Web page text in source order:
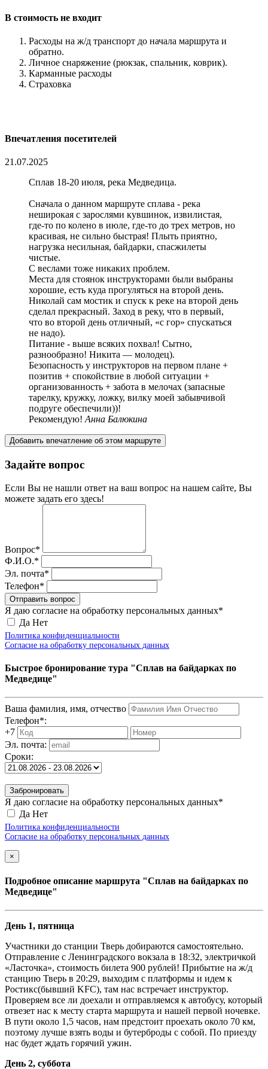
В стоимость не входит
Расходы на ж/д транспорт до начала маршрута и
обратно.
Личное снаряжение (рюкзак, спальник, коврик).
Карманные расходы
Страховка
Впечатления посетителей
21.07.2025
Сплав 18-20 июля, река Медведица.
Сначала о данном маршруте сплава - река
неширокая с зарослями кувшинок, извилистая,
где-то по колено в июле, где-то до трех метров, но
красивая, не сильно быстрая! Плыть приятно,
нагрузка несильная, байдарки, спасжилеты
чистые.
С веслами тоже никаких проблем.
Места для стоянок инструкторами были выбраны
хорошие, есть куда прогуляться на второй день.
Николай сам мостик и спуск к реке на второй день
сделал прекрасный. Заход в реку, что в первый,
что во второй день отличный, «с гор» спускаться
не надо).
Питание - выше всяких похвал! Сытно,
разнообразно! Никита — молодец).
Безопасность у инструкторов на первом плане +
позитив + спокойствие в любой ситуации +
организованность + забота в мелочах (запасные
тарелку, кружку, ложку, вилку моей забывчивой
подруге обеспечили))!
Рекомендую!Анна Балюкина
Добавить впечатление об этом маршруте
Задайте вопрос
Если Вы не нашли ответ на ваш вопрос на нашем сайте, Вы
можете задать его здесь!
Вопрос*
Ф.И.О.*
Эл. почта*
Телефон*
Отправить вопрос
Я даю согласие на обработку персональных данных*
Да Нет
Политика конфиденциальности
Согласие на обработку персональных данных
Быстрое бронирование тура "Сплав на байдарках по
Медведице"
Ваша фамилия, имя, отчество
Телефон*:
+7
Эл. почта:
Сроки:
Забронировать
Я даю согласие на обработку персональных данных*
Да Нет
Политика конфиденциальности
Согласие на обработку персональных данных
×
Подробное описание маршрута "Сплав на байдарках по
Медведице"
День 1, пятница
Участники до станции Тверь добираются самостоятельно.
Отправление с Ленинградского вокзала в 18:32, электричкой
«Ласточка», стоимость билета 900 рублей! Прибытие на ж/д
станцию Тверь в 20:29, выходим с платформы и идем к
Ростикс(бывший KFC), там нас встречает инструктор.
Проверяем все ли доехали и отправляемся к автобусу, который
отвезет нас к месту старта маршрута и нашей первой ночевке.
В пути около 1,5 часов, нам предстоит проехать около 70 км,
поэтому лучше взять воды и бутерброды с собой. По приезду
нас будет ждать горячий ужин.
День 2, суббота